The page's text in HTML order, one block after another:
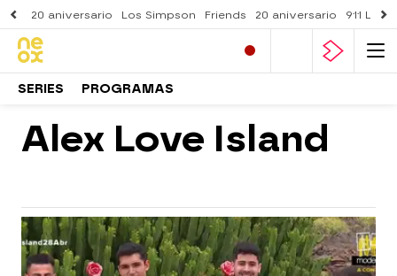
20 aniversario Los Simpson Friends 20 aniversario 911
SERIES PROGRAMAS
Alex Love Island